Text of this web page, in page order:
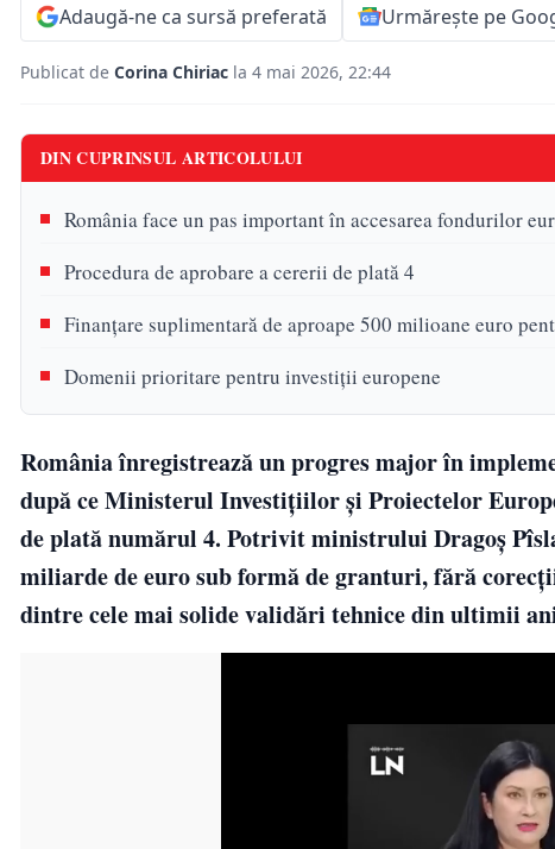
Adaugă-ne ca sursă preferată Urmărește pe
Publicat de Corina Chiriac la 4 mai 2026, 22:44
DIN CUPRINSUL ARTICOLULUI
România face un pas important în accesarea fondurilor
Procedura de aprobare a cererii de plată 4
Finanțare suplimentară de aproape 500 milioane euro
Domenii prioritare pentru investiții europene
România înregistrează un progres major în
după ce Ministerul Investițiilor și Proiectelor
de plată numărul 4. Potrivit ministrului Dragoș
miliarde de euro sub formă de granturi, fără
dintre cele mai solide validări tehnice din ultimii